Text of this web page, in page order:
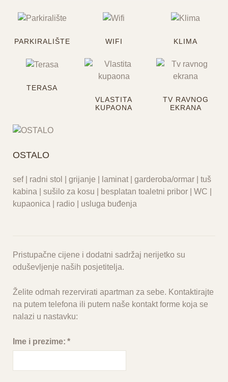
PARKIRALIŠTE WIFI KLIMA
TERASA
VLASTITA
KUPAONA
TV RAVNOG
EKRANA
OSTALO
sef | radni stol | grijanje | laminat | garderoba/ormar | tuš
kabina | sušilo za kosu | besplatan toaletni pribor | WC |
kupaonica | radio | usluga buđenja
Pristupačne cijene i dodatni sadržaj nerijetko su
oduševljenje naših posjetitelja.
Želite odmah rezervirati apartman za sebe. Kontaktirajte
na putem telefona ili putem naše kontakt forme koja se
nalazi u nastavku:
Ime i prezime: *